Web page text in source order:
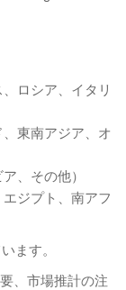
ロシア、イタリ
東南アジア、オ
、その他）
ジプト、南アフ
ます。
、市場推計の注